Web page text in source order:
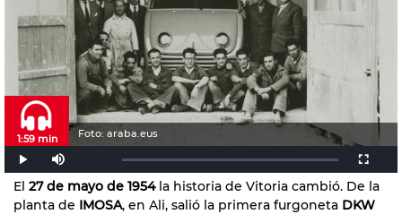
Foto: araba.eus
1:59 min
El 27 de mayo de 1954la historia de Vitoria cambió. De la
planta de IMOSA, en Ali, salió la primera furgoneta DKW